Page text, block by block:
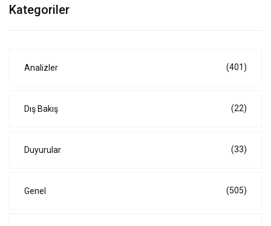
Kategoriler
Analizler (401)
Dış Bakış (22)
Duyurular (33)
Genel (505)